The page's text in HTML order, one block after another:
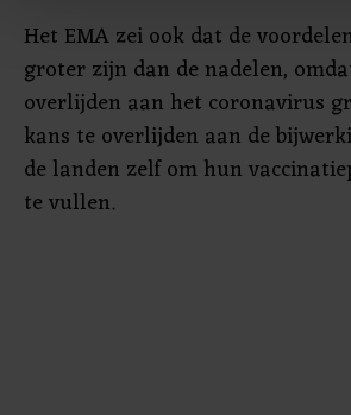
Met cookies werkt onze website beter
bezoek makkelijker en persoonlijker.
onze cookiepagina kun je ons
gemaakte keuze altijd wijzigen of
Het EMA zei ook dat de
groter zijn dan de nadelen,
overlijden aan het coronavirus
kans te overlijden aan de
de landen zelf om hun
te vullen.